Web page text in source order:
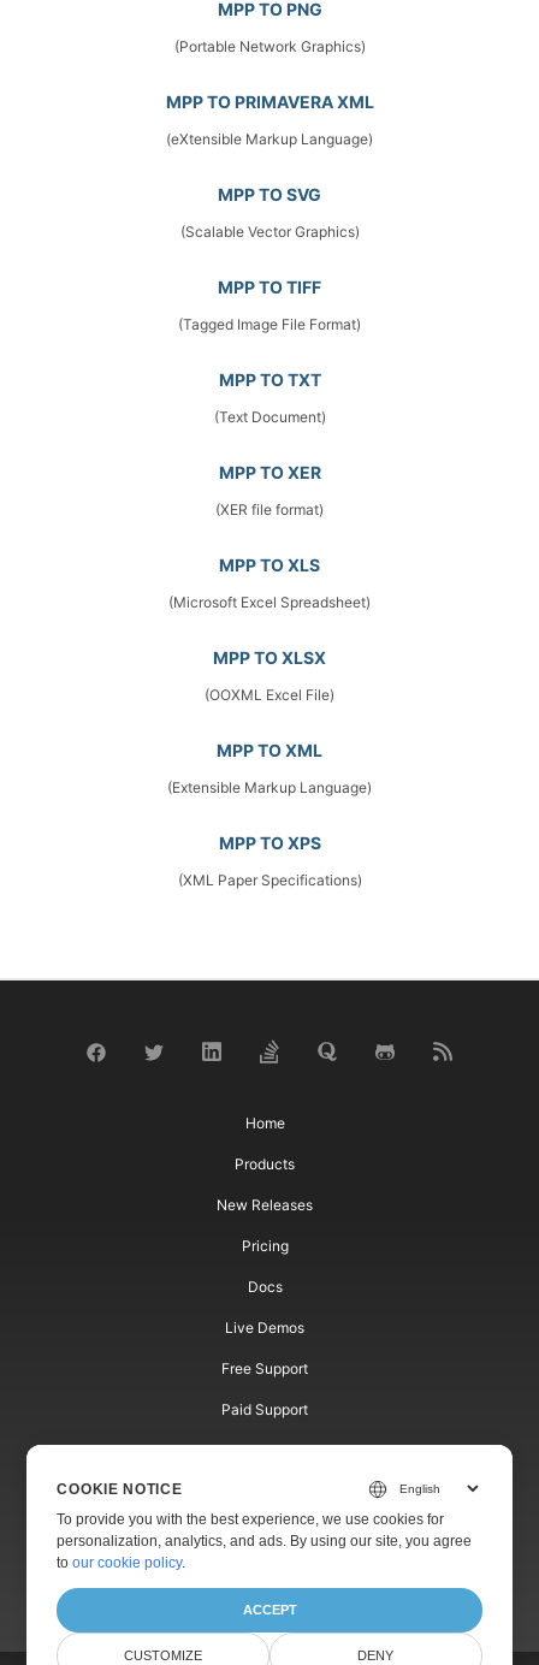
MPP TO PNG
(Portable Network Graphics)
MPP TO PRIMAVERA XML
(eXtensible Markup Language)
MPP TO SVG
(Scalable Vector Graphics)
MPP TO TIFF
(Tagged Image File Format)
MPP TO TXT
(Text Document)
MPP TO XER
(XER file format)
MPP TO XLS
(Microsoft Excel Spreadsheet)
MPP TO XLSX
(OOXML Excel File)
MPP TO XML
(Extensible Markup Language)
MPP TO XPS
(XML Paper Specifications)
Home
Products
New Releases
Pricing
Docs
Live Demos
Free Support
Paid Support
Paid Consulting
Websites
COOKIE NOTICE
To provide you with the best experience, we use cookies for
personalization, analytics, and ads. By using our site, you agree
toour cookie policy.
ACCEPT
CUSTOMIZE DENY